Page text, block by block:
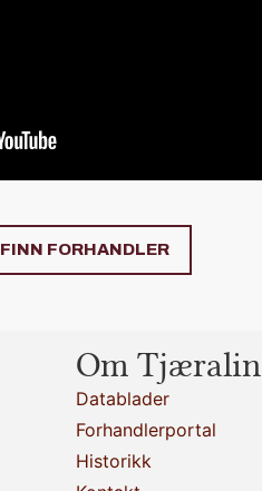
FINN FORHANDLER
Om Tjæralin
Datablader
Forhandlerportal
Historikk